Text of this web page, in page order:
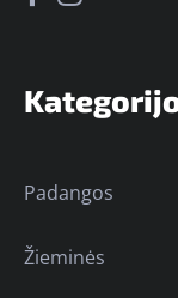
Padangos
Žieminės